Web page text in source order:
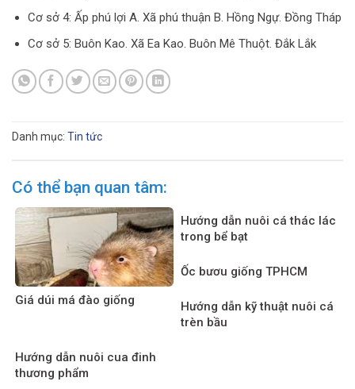
Cơ sở 4: Ấp phú lợi A. Xã phú thuận B. Hồng Ngự. Đồng Tháp
Cơ sở 5: Buôn Kao. Xã Ea Kao. Buôn Mê Thuột. Đắk Lắk
Danh mục: Tin tức
Có thể bạn quan tâm:
Giá dúi má đào giống
Hướng dẫn nuôi cá thác lác
trong bể bạt
Ốc bươu giống TPHCM
Hướng dẫn kỹ thuật nuôi cá
trèn bầu
Hướng dẫn nuôi cua đinh
thương phẩm